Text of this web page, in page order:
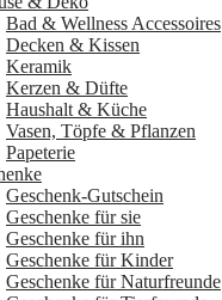
Bad & Wellness Accessoires
Decken & Kissen
Keramik
Kerzen & Düfte
Haushalt & Küche
Vasen, Töpfe & Pflanzen
Papeterie
Geschenk-Gutschein
Geschenke für sie
Geschenke für ihn
Geschenke für Kinder
Geschenke für Naturfreunde